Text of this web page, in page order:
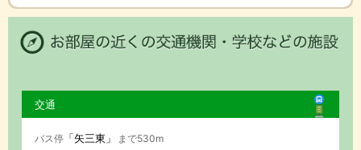
交通
バス停「矢三東」
まで530m